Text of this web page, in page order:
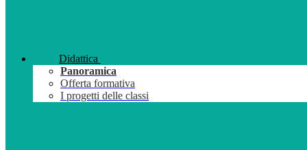
Didattica
Panoramica
Offerta formativa
I progetti delle classi